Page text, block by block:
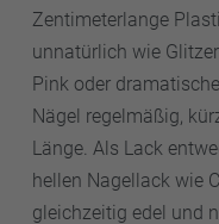
Zentimeterlange
unnatürlich wie
Pink oder
Nägel regelmäßig,
Länge. Als Lack
hellen Nagellack wie
gleichzeitig edel und